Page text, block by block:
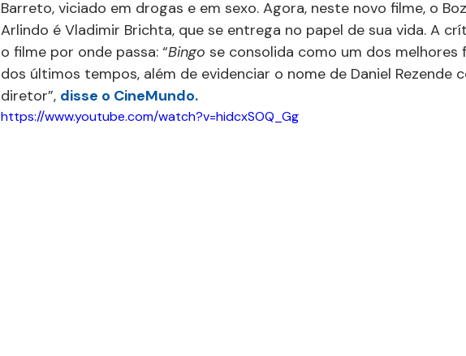
Barreto, viciado em drogas e em sexo. Agora, neste novo filme, o
Arlindo é Vladimir Brichta, que se entrega no papel de sua vida. A
o filme por onde passa: “Bingo se consolida como um dos melhores
dos últimos tempos, além de evidenciar o nome de Daniel Rezende
diretor”, disse o CineMundo.
https://www.youtube.com/watch?v=hidcxSOQ_Gg